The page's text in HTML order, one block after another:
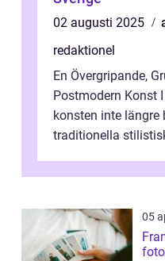
02 augusti 2025
redaktionel
En Övergripande,
Postmodern Konst
konsten inte längre
traditionella
05